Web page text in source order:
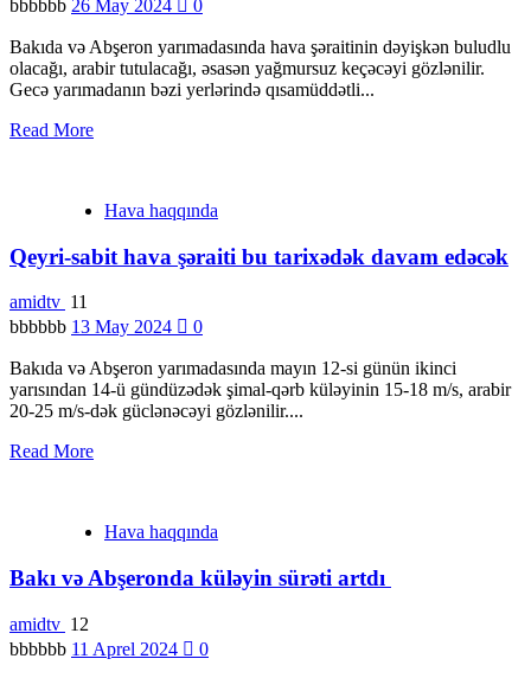
bbbbbb 26 May 2024 0
Bakıda və Abşeron yarımadasında hava şəraitinin dəyişkən buludlu
olacağı, arabir tutulacağı, əsasən yağmursuz keçəcəyi gözlənilir.
Gecə yarımadanın bəzi yerlərində qısamüddətli...
Read More
Hava haqqında
Qeyri-sabit hava şəraiti bu tarixədək davam edəcək
amidtv 11
bbbbbb 13 May 2024 0
Bakıda və Abşeron yarımadasında mayın 12-si günün ikinci
yarısından 14-ü gündüzədək şimal-qərb küləyinin 15-18 m/s, arabir
20-25 m/s-dək güclənəcəyi gözlənilir....
Read More
Hava haqqında
Bakı və Abşeronda küləyin sürəti artdı
amidtv 12
bbbbbb 11 Aprel 2024 0